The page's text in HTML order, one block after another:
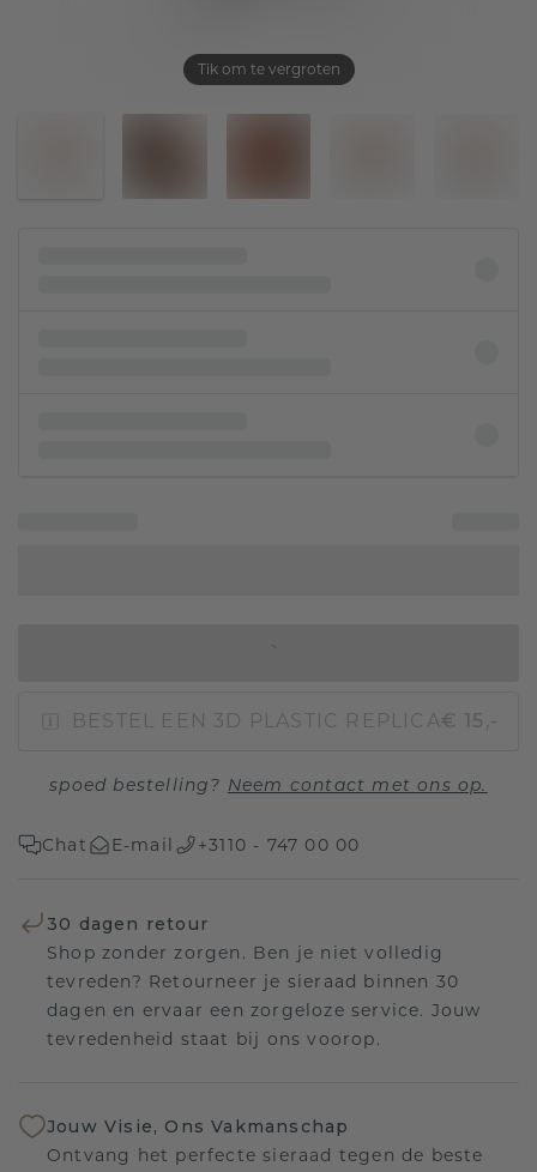
Tik om te vergroten
BESTEL EEN 3D PLASTIC REPLICA€ 15,-
spoed bestelling? Neem contact met ons op.
Chat E-mail +3110 - 747 00 00
30 dagen retour
Shop zonder zorgen. Ben je niet volledig
tevreden? Retourneer je sieraad binnen 30
dagen en ervaar een zorgeloze service. Jouw
tevredenheid staat bij ons voorop.
Jouw Visie, Ons Vakmanschap
Ontvang het perfecte sieraad tegen de beste